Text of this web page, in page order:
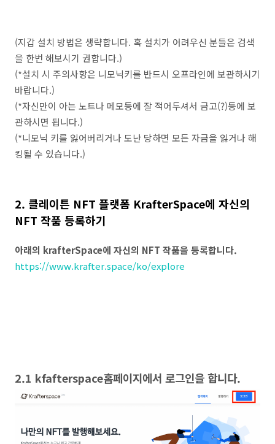
(지갑 설치 방법은 생략합니다. 혹 설치가 어려우신 분들은 검색
을 한번 해보시기 권합니다.)
(*설치 시 주의사항은 니모닉키를 반드시 오프라인에 보관하시기
바랍니다.)
(*자신만이 아는 노트나 메모등에 잘 적어두셔서 금고(?)등에 보
관하시면 됩니다.)
(*니모닉 키를 잃어버리거나 도난 당하면 모든 자금을 잃거나 해
킹될 수 있습니다.)
2. 클레이튼 NFT 플랫폼 KrafterSpace에 자신의
NFT 작품 등록하기
아래의 krafterSpace에 자신의 NFT 작품을 등록합니다.
https://www.krafter.space/ko/explore
2.1 kfafterspace홈페이지에서 로그인을 합니다.